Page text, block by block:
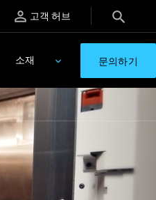
고객 허브
소재 문의하기